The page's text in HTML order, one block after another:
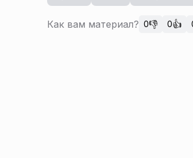
Как вам материал? 0👎 0👍